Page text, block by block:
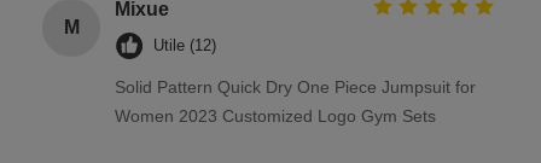
M
Mixue
Utile (12)
Solid Pattern Quick Dry One Piece Jumpsuit for
Women 2023 Customized Logo Gym Sets